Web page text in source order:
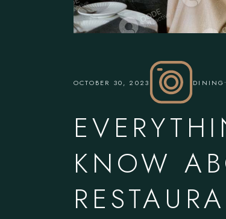
OCTOBER 30, 2023 DINING
KNOW